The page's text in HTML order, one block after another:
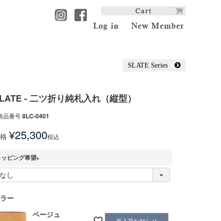
SLATE Series
- 二ツ折り純札入れ（縦型）
品番号8LC-0401
¥25,300税込
ピング希望
必
ー
ベージュ